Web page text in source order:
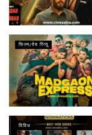
फिल्म/वेब रिव्यू
विविध